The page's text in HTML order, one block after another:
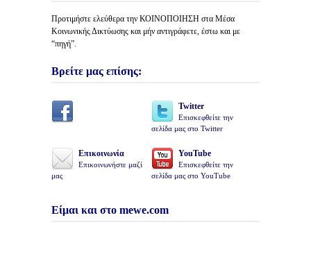
Προτιμήστε ελεύθερα την ΚΟΙΝΟΠΟΙΗΣΗ στα Μέσα
Κοινωνικής Δικτύωσης και μήν αντιγράφετε, έστω και με
“πηγή”.
Βρείτε μας επίσης:
Twitter
Επισκεφθείτε την
σελίδα μας στο Twitter
Επικοινωνία
Επικοινωνήστε μαζί
μας
YouTube
Επισκεφθείτε την
σελίδα μας στο YouTube
Είμαι και στο mewe.com